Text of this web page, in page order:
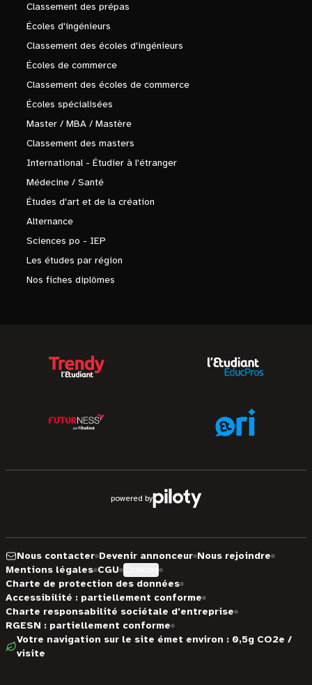
Classement des prépas
Écoles d'ingénieurs
Classement des écoles d'ingénieurs
Écoles de commerce
Classement des écoles de commerce
Écoles spécialisées
Master / MBA / Mastère
Classement des masters
International - Étudier à l'étranger
Médecine / Santé
Études d'art et de la création
Alternance
Sciences po - IEP
Les études par région
Nos fiches diplômes
powered by
Nous contacter Devenir annonceur Nous rejoindre
Mentions légales CGU
Charte de protection des données
Accessibilité : partiellement conforme
Charte responsabilité sociétale d'entreprise
RGESN : partiellement conforme
Votre navigation sur le site émet environ : 0,5g CO2e /
visite